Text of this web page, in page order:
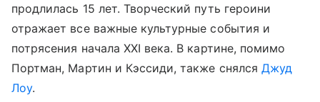
продлилась 15 лет. Творческий путь героини
отражает все важные культурные события и
потрясения начала XXI века. В картине, помимо
Портман, Мартин и Кэссиди, также снялся Джуд
Лоу.